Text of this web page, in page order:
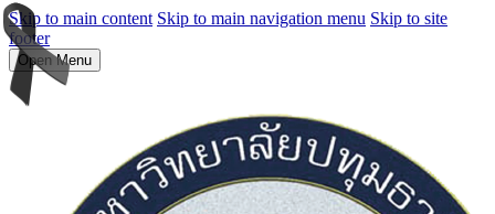
Skip to main content Skip to main navigation menu Skip to site
footer
Open Menu